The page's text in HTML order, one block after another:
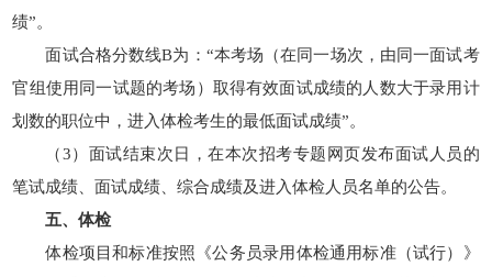
绩”。
面试合格分数线B为：“本考场（在同一场次，由同一面试考
官组使用同一试题的考场）取得有效面试成绩的人数大于录用计
划数的职位中，进入体检考生的最低面试成绩”。
（3）面试结束次日，在本次招考专题网页发布面试人员的
笔试成绩、面试成绩、综合成绩及进入体检人员名单的公告。
五、体检
体检项目和标准按照《公务员录用体检通用标准（试行）》